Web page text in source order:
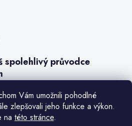
Vám umožnili pohodlné
zlepšovali jeho funkce a výkon.
na této stránce.
spolehlivý průvodce
hrnci neboli papiňáku